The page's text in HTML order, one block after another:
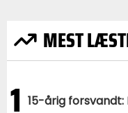
MEST
1 15-årig forsvandt: